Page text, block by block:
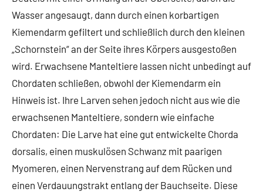
Wasser angesaugt, dann durch einen korbartigen
Kiemendarm gefiltert und schließlich durch den kleinen
„Schornstein“ an der Seite ihres Körpers ausgestoßen
wird. Erwachsene Manteltiere lassen nicht unbedingt auf
Chordaten schließen, obwohl der Kiemendarm ein
Hinweis ist. Ihre Larven sehen jedoch nicht aus wie die
erwachsenen Manteltiere, sondern wie einfache
Chordaten: Die Larve hat eine gut entwickelte Chorda
dorsalis, einen muskulösen Schwanz mit paarigen
Myomeren, einen Nervenstrang auf dem Rücken und
einen Verdauungstrakt entlang der Bauchseite. Diese